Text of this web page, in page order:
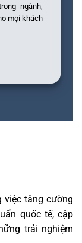
ngành,
mọi khách
việc tăng cường
quốc tế, cập
trải nghiệm